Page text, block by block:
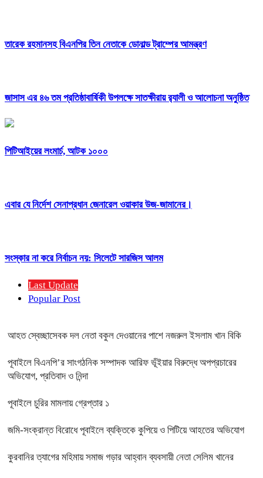
তারেক রহমানসহ বিএনপির তিন নেতাকে ডোনাল্ড ট্রাম্পের আমন্ত্রণ
জাসাস এর ৪৬ তম প্রতিষ্ঠাবার্ষিকী উপলক্ষে সাতক্ষীরায় র‍্যালী ও আলোচনা অনুষ্ঠিত
পিটিআইয়ের লংমার্চ, আটক ১০০০
এবার যে নির্দেশ সেনাপ্রধান জেনারেল ওয়াকার উজ-জামানের।
সংস্কার না করে নির্বাচন নয়: সিলেটে সারজিস আলম
Last Update
Popular Post
আহত স্বেচ্ছাসেবক দল নেতা বকুল দেওয়ানের পাশে নজরুল ইসলাম খান বিকি
পূবাইলে বিএনপি’র সাংগঠনিক সম্পাদক আরিফ ভূঁইয়ার বিরুদ্ধে অপপ্রচারের
অভিযোগ, প্রতিবাদ ও নিন্দা
পূবাইলে চুরির মামলায় গ্রেপ্তার ১
জমি-সংক্রান্ত বিরোধে পূবাইলে ব্যক্তিকে কুপিয়ে ও পিটিয়ে আহতের অভিযোগ
কুরবানির ত্যাগের মহিমায় সমাজ গড়ার আহ্বান ব্যবসায়ী নেতা সেলিম খানের